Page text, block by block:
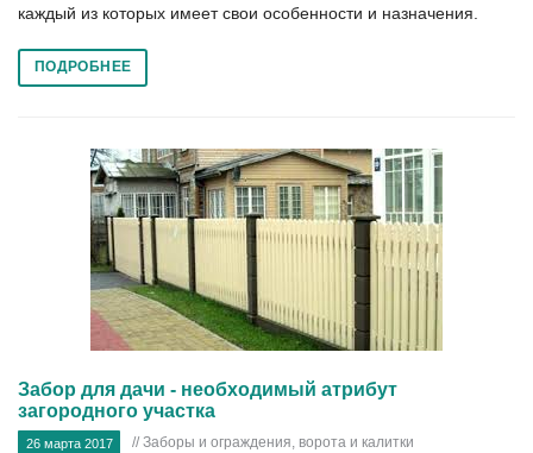
каждый из которых имеет свои особенности и назначения.
ПОДРОБНЕЕ
Забор для дачи - необходимый атрибут
загородного участка
26 марта 2017 // Заборы и ограждения, ворота и калитки